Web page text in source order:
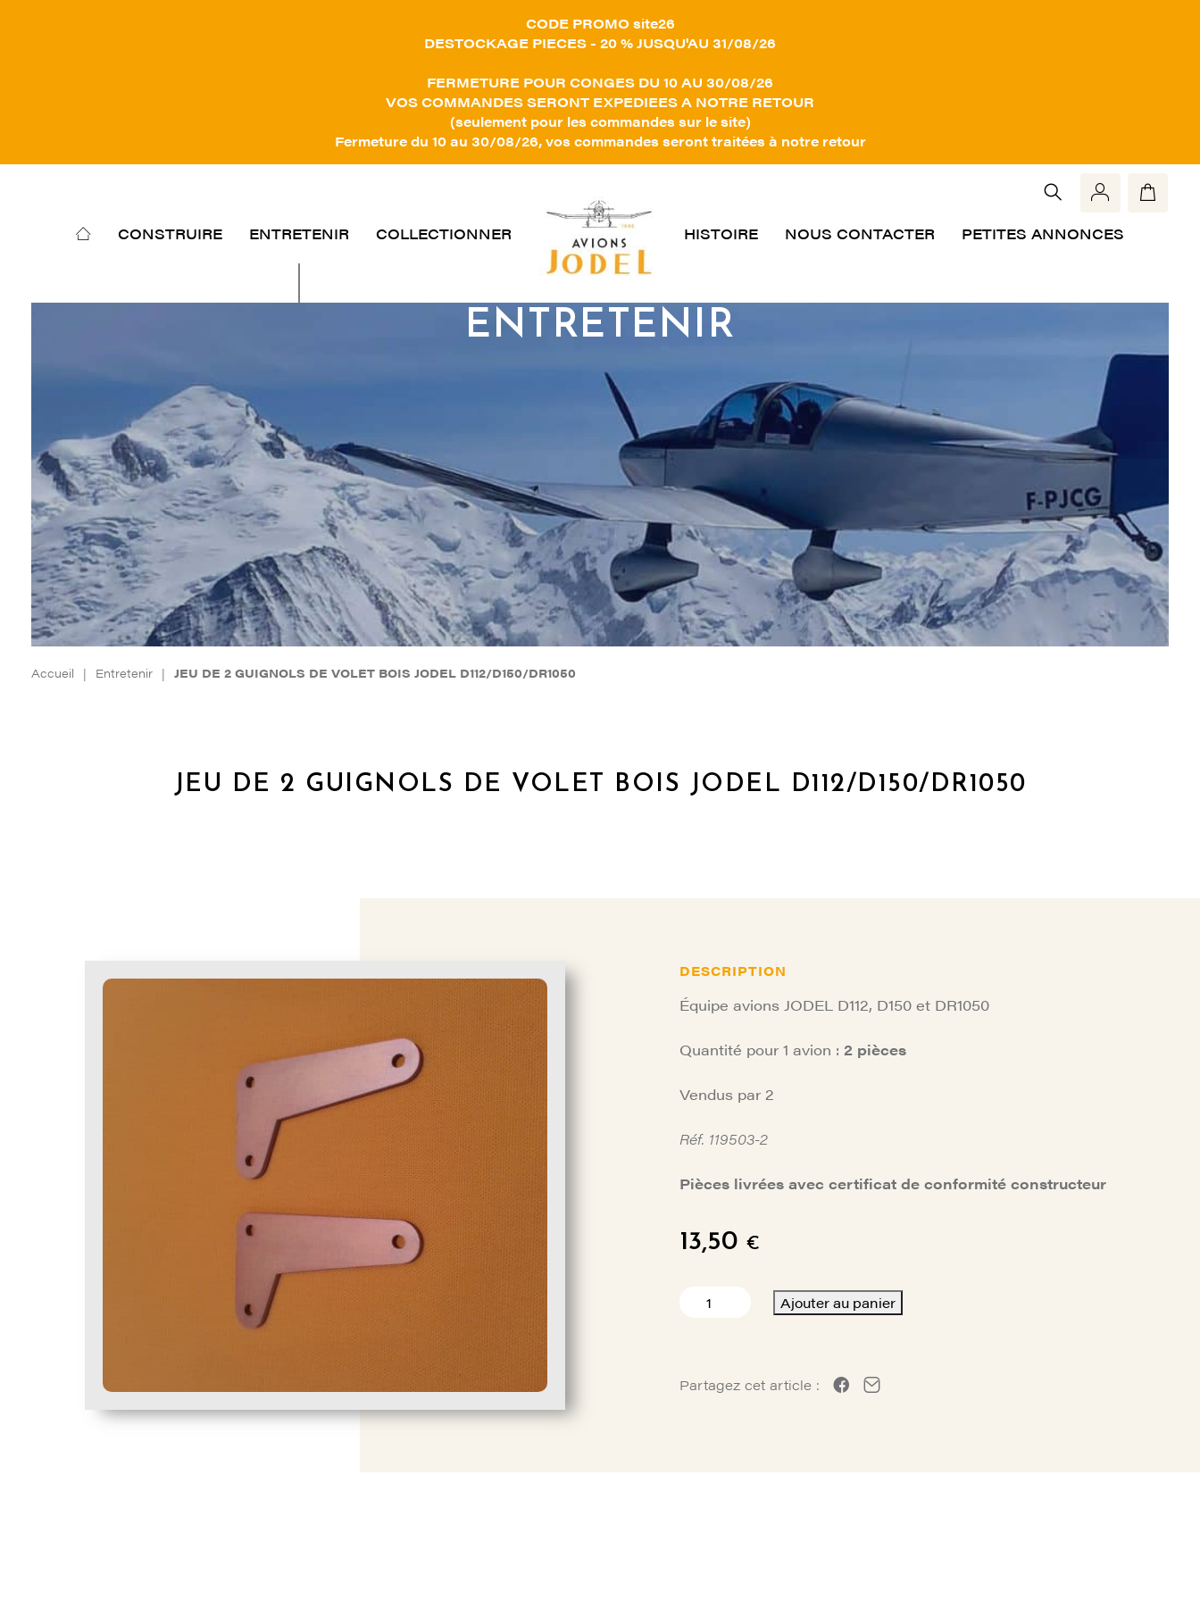
CODE PROMO site26
DESTOCKAGE PIECES - 20 % JUSQU'AU 31/08/26
FERMETURE POUR CONGES DU 10 AU 30/08/26
VOS COMMANDES SERONT EXPEDIEES A NOTRE RETOUR
(seulement pour les commandes sur le site)
Fermeture du 10 au 30/08/26, vos commandes seront traitées à notre retour
CONSTRUIRE ENTRETENIR COLLECTIONNER HISTOIRE NOUS CONTACTER PETITES ANNONCES
ENTRETENIR
Accueil | Entretenir | JEU DE 2 GUIGNOLS DE VOLET BOIS JODEL D112/D150/DR1050
JEU DE 2 GUIGNOLS DE VOLET BOIS JODEL D112/D150/DR1050
DESCRIPTION
Équipe avions JODEL D112, D150 et DR1050
Quantité pour 1 avion : 2 pièces
Vendus par 2
Réf. 119503-2
Pièces livrées avec certificat de conformité constructeur
13,50 €
quantité
GUIGNOLS
Ajouter au panier
Partagez cet article :